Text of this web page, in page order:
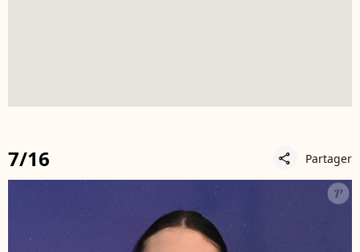
7/16 share Partager